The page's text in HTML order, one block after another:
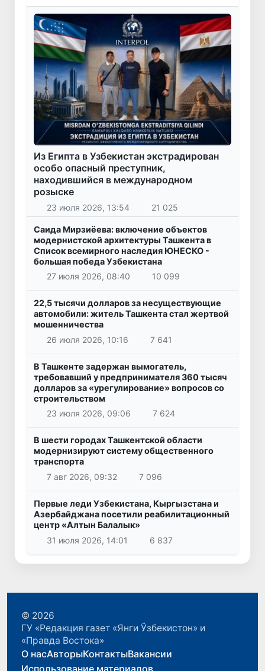
Из Египта в Узбекистан экстрадирован
особо опасный преступник,
находившийся в международном
розыске
23 июля 2026, 13:54 21 025
Саида Мирзиёева: включение объектов
модернистской архитектуры Ташкента в
Список всемирного наследия ЮНЕСКО -
большая победа Узбекистана
27 июля 2026, 08:40
10 099
22,5 тысячи долларов за несуществующие
автомобили: житель Ташкента стал жертвой
мошенничества
26 июля 2026, 10:16
7 641
В Ташкенте задержан вымогатель,
требовавший у предпринимателя 360 тысяч
долларов за «урегулирование» вопросов со
строительством
23 июля 2026, 09:06
7 624
В шести городах Ташкентской области
модернизируют систему общественного
транспорта
7 авг 2026, 09:32
7 096
Первые леди Узбекистана, Кыргызстана и
Азербайджана посетили реабилитационный
центр «Алтын Балалык»
31 июля 2026, 14:01
6 837
© 2026
ГУ «Редакция газет «Янги Ўзбекистон» и
«Правда Востока»
О насАвторыКонтактыВакансии
Использование материалов